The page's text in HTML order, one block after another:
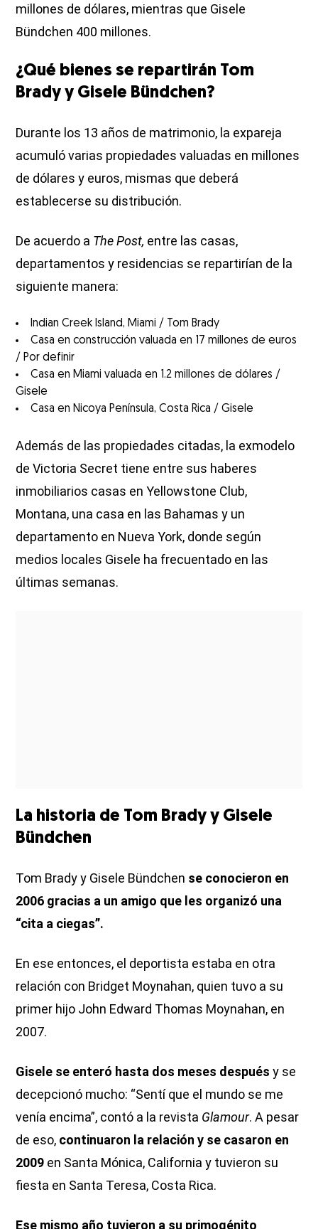
millones de dólares, mientras que Gisele
Bündchen 400 millones.
¿Qué bienes se repartirán Tom
Brady y Gisele Bündchen?
Durante los 13 años de matrimonio, la expareja
acumuló varias propiedades valuadas en millones
de dólares y euros, mismas que deberá
establecerse su distribución.
De acuerdo a The Post, entre las casas,
departamentos y residencias se repartirían de la
siguiente manera:
Indian Creek Island, Miami / Tom Brady
Casa en construcción valuada en 17 millones de euros
/ Por definir
Casa en Miami valuada en 1.2 millones de dólares /
Gisele
Casa en Nicoya Península, Costa Rica / Gisele
Además de las propiedades citadas, la exmodelo
de Victoria Secret tiene entre sus haberes
inmobiliarios casas en Yellowstone Club,
Montana, una casa en las Bahamas y un
departamento en Nueva York, donde según
medios locales Gisele ha frecuentado en las
últimas semanas.
La historia de Tom Brady y Gisele
Bündchen
Tom Brady y Gisele Bündchen se conocieron en
2006 gracias a un amigo que les organizó una
“cita a ciegas”.
En ese entonces, el deportista estaba en otra
relación con Bridget Moynahan, quien tuvo a su
primer hijo John Edward Thomas Moynahan, en
2007.
Gisele se enteró hasta dos meses después y se
decepcionó mucho: “Sentí que el mundo se me
venía encima”, contó a la revista Glamour. A pesar
de eso, continuaron la relación y se casaron en
2009 en Santa Mónica, California y tuvieron su
fiesta en Santa Teresa, Costa Rica.
Ese mismo año tuvieron a su primogénito